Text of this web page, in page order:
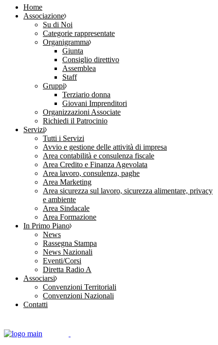
Home
Associazione
Su di Noi
Categorie rappresentate
Organigramma
Giunta
Consiglio direttivo
Assemblea
Staff
Gruppi
Terziario donna
Giovani Imprenditori
Organizzazioni Associate
Richiedi il Patrocinio
Servizi
Tutti i Servizi
Avvio e gestione delle attività di impresa
Area contabilità e consulenza fiscale
Area Credito e Finanza Agevolata
Area lavoro, consulenza, paghe
Area Marketing
Area sicurezza sul lavoro, sicurezza alimentare, privacy
e ambiente
Area Sindacale
Area Formazione
In Primo Piano
News
Rassegna Stampa
News Nazionali
Eventi/Corsi
Diretta Radio A
Associarsi
Convenzioni Territoriali
Convenzioni Nazionali
Contatti